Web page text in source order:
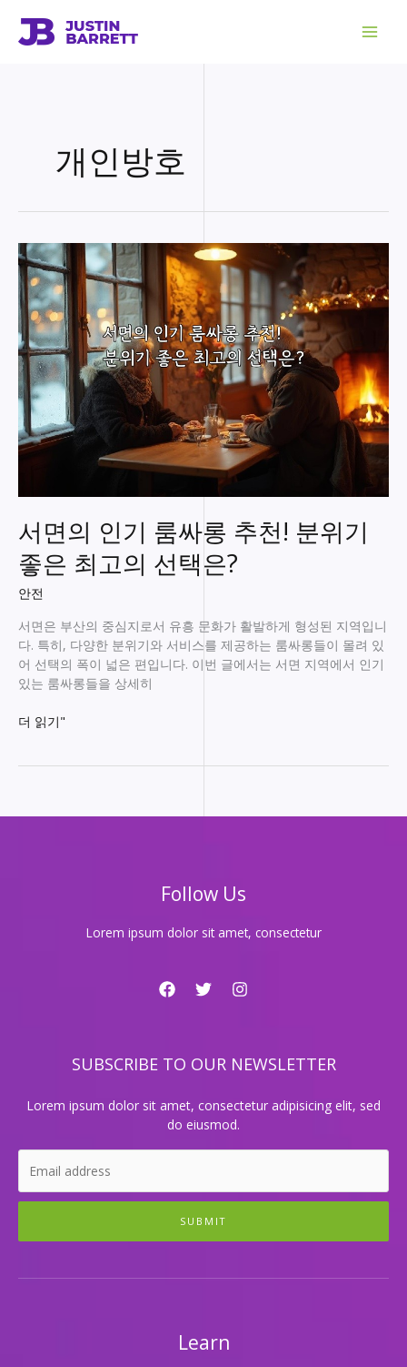
개인방호
서면의 인기 룸싸롱 추천! 분위기
좋은 최고의 선택은?
안전
서면은 부산의 중심지로서 유흥 문화가 활발하게 형성된 지역입니
다. 특히, 다양한 분위기와 서비스를 제공하는 룸싸롱들이 몰려 있
어 선택의 폭이 넓은 편입니다. 이번 글에서는 서면 지역에서 인기
있는 룸싸롱들을 상세히
서
룸
은?
더 읽기"
Follow Us
Lorem ipsum dolor sit amet, consectetur
SUBSCRIBE TO OUR NEWSLETTER
Lorem ipsum dolor sit amet, consectetur adipisicing elit, sed
do eiusmod.
SUBMIT
Learn